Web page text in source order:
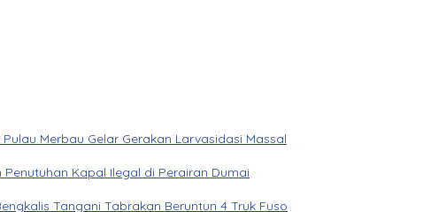
Merbau Gelar Gerakan Larvasidasi Massal
Kapal Ilegal di Perairan Dumai
Tangani Tabrakan Beruntun 4 Truk Fuso